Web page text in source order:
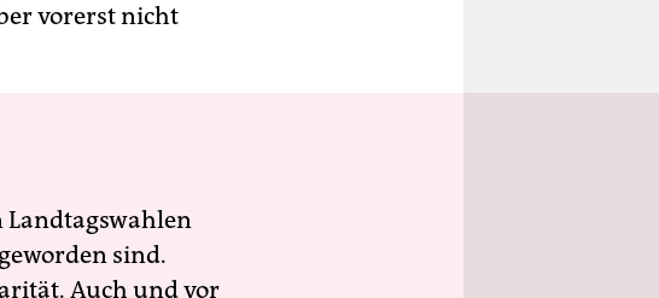
vorerst nicht
Landtagswahlen
sind.
Auch und vor